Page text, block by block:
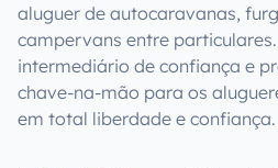
aluguer de autocaravanas,
campervans entre
intermediário de confiança e
chave-na-mão para os
em total liberdade e confiança.